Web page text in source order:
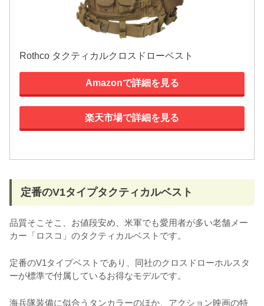
Rothco タクティカルクロスドローベスト
Amazonで詳細を見る
楽天市場で詳細を見る
定番のV1タイプタクティカルベスト
品質そこそこ、お値段安め、米軍でも愛用者が多い老舗メー
カー「ロスコ」のタクティカルベストです。
定番のV1タイプベストであり、同社のクロスドローホルスタ
ーが標準で付属しているお得なモデルです。
海兵隊装備に似合うタンカラーのほか、アクション映画の特